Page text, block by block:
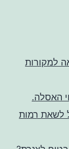
למקורות
האסלה.
לשאת רמות